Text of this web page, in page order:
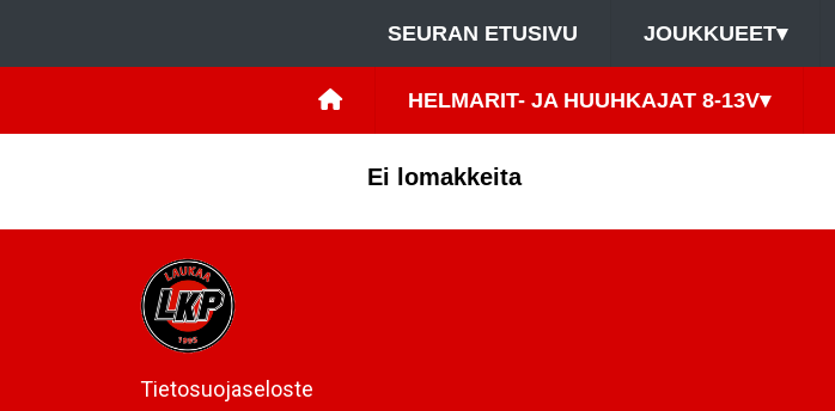
SEURAN ETUSIVU JOUKKUEET▾
HELMARIT- JA HUUHKAJAT 8-13V▾
Ei lomakkeita
Tietosuojaseloste